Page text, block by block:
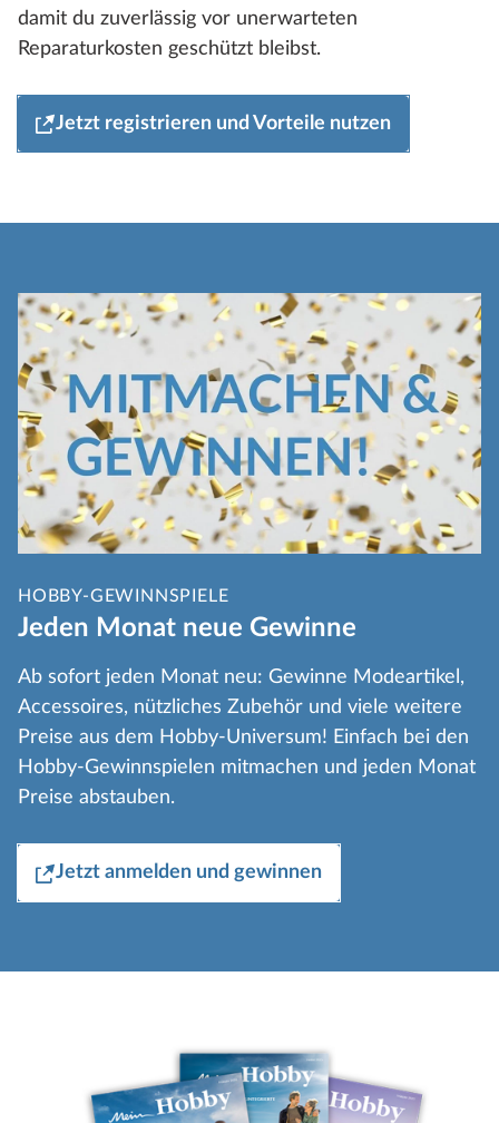
damit du zuverlässig vor unerwarteten
Reparaturkosten geschützt bleibst.
Jetzt registrieren und Vorteile nutzen
HOBBY-GEWINNSPIELE
Jeden Monat neue Gewinne
Ab sofort jeden Monat neu: Gewinne Modeartikel,
Accessoires, nützliches Zubehör und viele weitere
Preise aus dem Hobby-Universum! Einfach bei den
Hobby-Gewinnspielen mitmachen und jeden Monat
Preise abstauben.
Jetzt anmelden und gewinnen